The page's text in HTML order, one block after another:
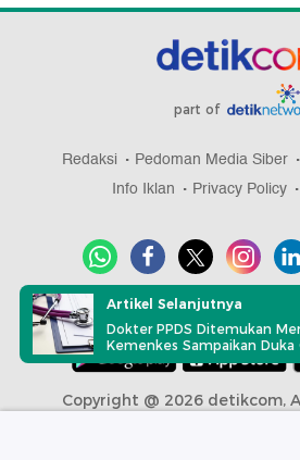
part of
Redaksi Pedoman Media Siber
Info Iklan
Privacy Policy
Download aplikasi
Copyright @ 2026 detikcom,
Artikel Selanjutnya
Dokter PPDS Ditemukan
Kemenkes Sampaikan Duka